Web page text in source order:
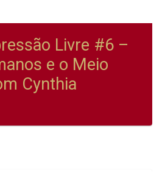
Livre #6 –
e o Meio
Cynthia